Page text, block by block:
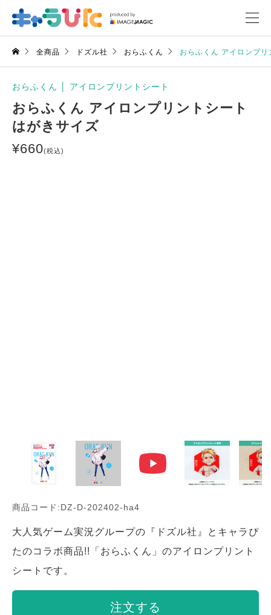
全商品 ドズル社 おらふくん おらふくん アイロンプ
おらふくん アイロンプリントシート
おらふくん アイロンプリントシート
はがきサイズ
¥660(税込)
商品コード:DZ-D-202402-ha4
大人気ゲーム実況グループの『ドズル社』とキャラぴ
たのコラボ商品!!「おらふくん」のアイロンプリント
シートです。
注文する